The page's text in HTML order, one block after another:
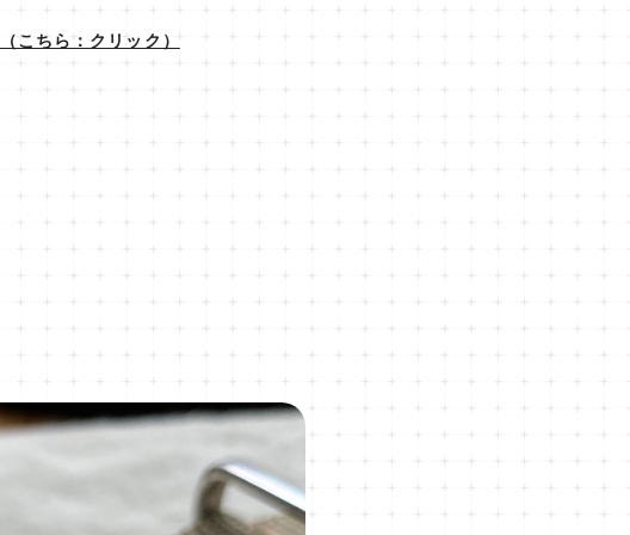
（こちら：クリック）